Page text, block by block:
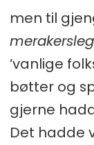
men til
‘vanlige
bøtter og
gjerne
Det hadde